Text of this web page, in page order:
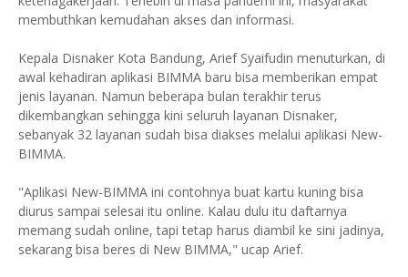
membuthkan kemudahan akses dan informasi.
Kepala Disnaker Kota Bandung, Arief Syaifudin menuturkan, di
awal kehadiran aplikasi BIMMA baru bisa memberikan empat
jenis layanan. Namun beberapa bulan terakhir terus
dikembangkan sehingga kini seluruh layanan Disnaker,
sebanyak 32 layanan sudah bisa diakses melalui aplikasi New-
BIMMA.
"Aplikasi New-BIMMA ini contohnya buat kartu kuning bisa
diurus sampai selesai itu online. Kalau dulu itu daftarnya
memang sudah online, tapi tetap harus diambil ke sini jadinya,
sekarang bisa beres di New BIMMA," ucap Arief.